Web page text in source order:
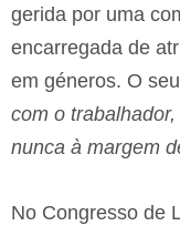
gerida por uma
encarregada de
em géneros. O
com o
nunca à margem
No Congresso de